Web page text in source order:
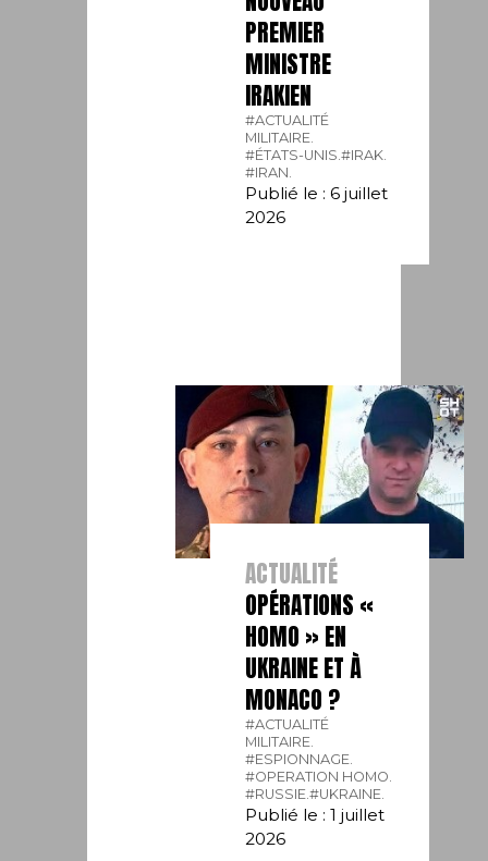
PREMIER
MINISTRE
IRAKIEN
#ACTUALITÉ
MILITAIRE.
#ÉTATS-UNIS.#IRAK.
#IRAN.
Publié le : 6 juillet
2026
ACTUALITÉ
OPÉRATIONS «
HOMO » EN
UKRAINE ET À
MONACO ?
#ACTUALITÉ
MILITAIRE.
#ESPIONNAGE.
#OPERATION HOMO.
#RUSSIE. #UKRAINE.
Publié le : 1 juillet
2026